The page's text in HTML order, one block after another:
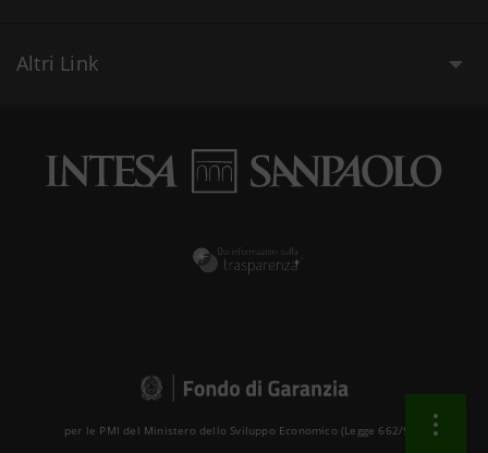
Altri Link
per le PMI del Ministero dello Sviluppo Economico (Legge 662/96 )